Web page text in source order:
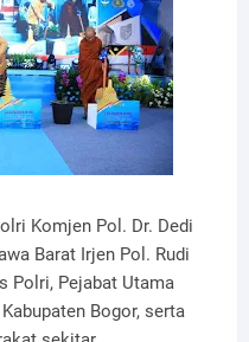
Komjen Pol. Dr. Dedi
Barat Irjen Pol. Rudi
Polri, Pejabat Utama
Bogor, serta